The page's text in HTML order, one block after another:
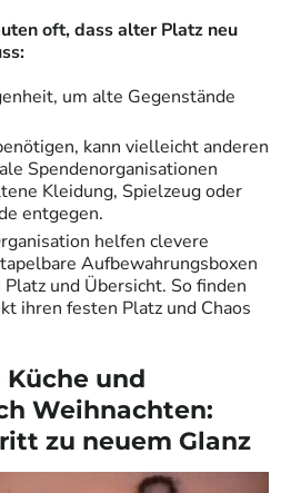
oft, dass alter Platz neu
um alte Gegenstände
kann vielleicht anderen
Spendenorganisationen
Kleidung, Spielzeug oder
entgegen.
helfen clevere
Aufbewahrungsboxen
und Übersicht. So finden
ihren festen Platz und Chaos
und
Weihnachten:
zu neuem Glanz